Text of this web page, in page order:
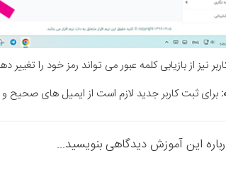
نیز از بازیابی کلمه عبور می تواند رمز خود را تغییر
برای ثبت کاربر جدید لازم است از ایمیل های صحیح
این آموزش دیدگاهی بنویسید...